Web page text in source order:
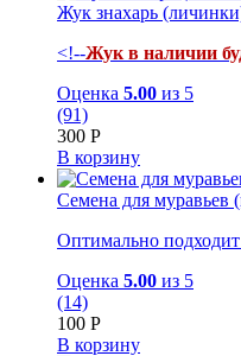
Жук знахарь
<!--Жук в наличии
Оценка 5.00 из 5
(91)
300 Р
В корзину
Семена для муравьев
Оптимально
Оценка 5.00 из 5
(14)
100 Р
В корзину